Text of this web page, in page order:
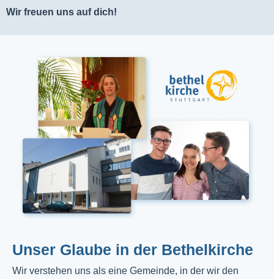
Wir freuen uns auf dich!
Unser Glaube in der Bethelkirche
Wir verstehen uns als eine Gemeinde, in der wir den